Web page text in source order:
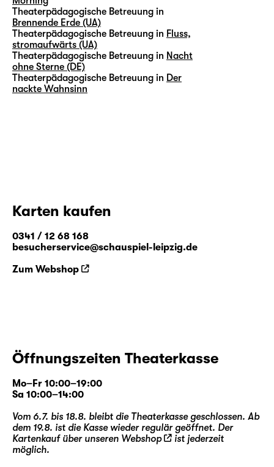
Theaterpädagogische Betreuung in
Brennende Erde (UA)
Theaterpädagogische Betreuung in Fluss,
stromaufwärts (UA)
Theaterpädagogische Betreuung in Nacht
ohne Sterne (DE)
Theaterpädagogische Betreuung in Der
nackte Wahnsinn
Karten kaufen
0341 / 12 68 168
besucherservice@schauspiel-leipzig.de
Zum Webshop
Öffnungszeiten Theaterkasse
Mo–Fr 10:00–19:00
Sa 10:00–14:00
Vom 6.7. bis 18.8. bleibt die Theaterkasse geschlossen. Ab
dem 19.8. ist die Kasse wieder regulär geöffnet. Der
Kartenkauf über unseren Webshop
ist jederzeit
möglich.